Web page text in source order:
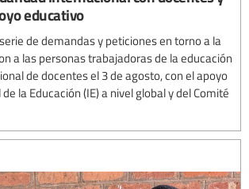
educativo
de demandas y peticiones en torno a la
a las personas trabajadoras de la educación
de docentes el 3 de agosto, con el apoyo
la Educación (IE) a nivel global y del Comité